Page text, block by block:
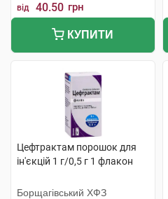
від 40.50 грн
КУПИТИ
Цефтрактам порошок для
ін'єкцій 1 г/0,5 г 1 флакон
Борщагівський ХФЗ